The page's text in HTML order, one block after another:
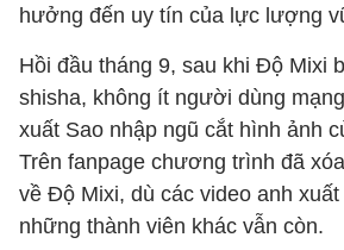
hưởng đến uy tín của lực lượng
Hồi đầu tháng 9, sau khi Độ Mixi
shisha, không ít người dùng
xuất Sao nhập ngũ cắt hình ảnh
Trên fanpage chương trình đã
về Độ Mixi, dù các video anh
những thành viên khác vẫn còn.